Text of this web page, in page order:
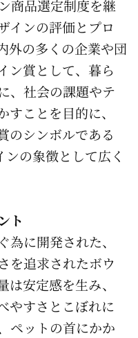
商品選定制度を継
インの評価とプロ
外の多くの企業や団
ン賞として、暮ら
、社会の課題やテ
ことを目的に、
のシンボルである
ンの象徴として広く
ト
に開発された、
を追求されたボウ
安定感を生み、
やすさとこぼれに
ペットの首にかか